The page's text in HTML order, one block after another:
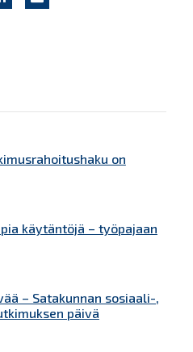
on
käytäntöjä – työpajaan
– Satakunnan sosiaali-,
päivä